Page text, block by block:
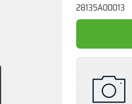
28135A00013